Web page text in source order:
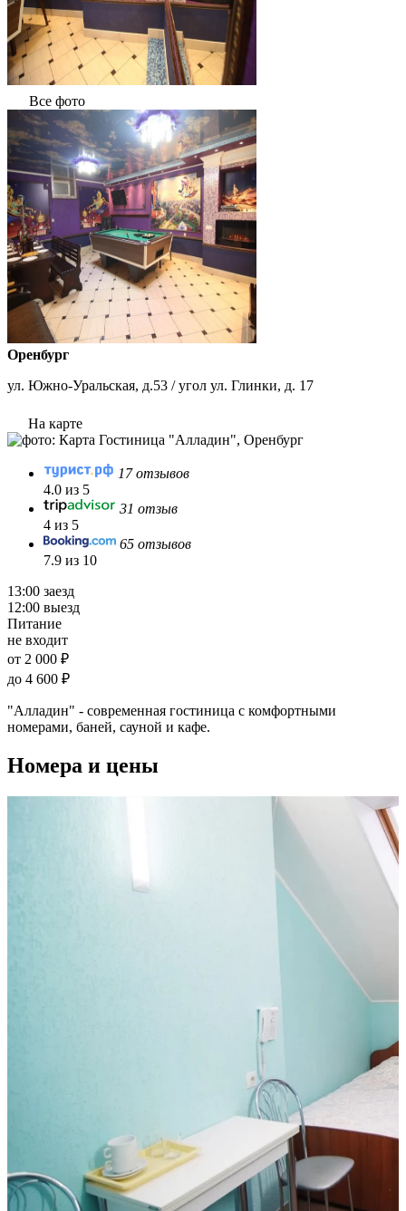
Все фото
Оренбург
ул. Южно-Уральская, д.53 / угол ул. Глинки, д. 17
На карте
17 отзывов
4.0 из 5
31 отзыв
4 из 5
65 отзывов
7.9 из 10
13:00 заезд
12:00 выезд
Питание
не входит
от 2 000 ₽
до 4 600 ₽
"Алладин" - современная гостиница с комфортными
номерами, баней, сауной и кафе.
Номера и цены